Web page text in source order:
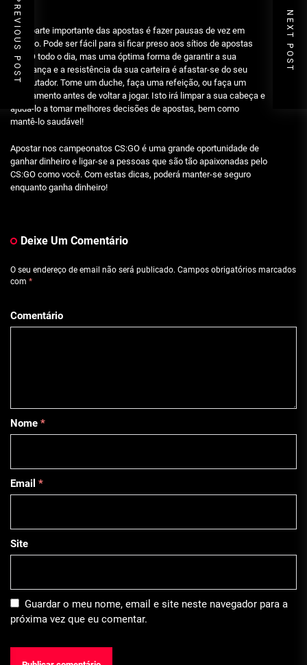
Uma parte importante das apostas é fazer pausas de vez em
quando. Pode ser fácil para si ficar preso aos sítios de apostas
CS:GO todo o dia, mas uma óptima forma de garantir a sua
segurança e a resistência da sua carteira é afastar-se do seu
computador. Tome um duche, faça uma refeição, ou faça um
alongamento antes de voltar a jogar. Isto irá limpar a sua cabeça e
ajudá-lo a tomar melhores decisões de apostas, bem como
mantê-lo saudável!
Apostar nos campeonatos CS:GO é uma grande oportunidade de
ganhar dinheiro e ligar-se a pessoas que são tão apaixonadas pelo
CS:GO como você. Com estas dicas, poderá manter-se seguro
enquanto ganha dinheiro!
Deixe Um Comentário
O seu endereço de email não será publicado. Campos obrigatórios marcados
com *
Comentário
Nome *
Email *
Site
Guardar o meu nome, email e site neste navegador para a
próxima vez que eu comentar.
PREVIOUS POST NEXT POST